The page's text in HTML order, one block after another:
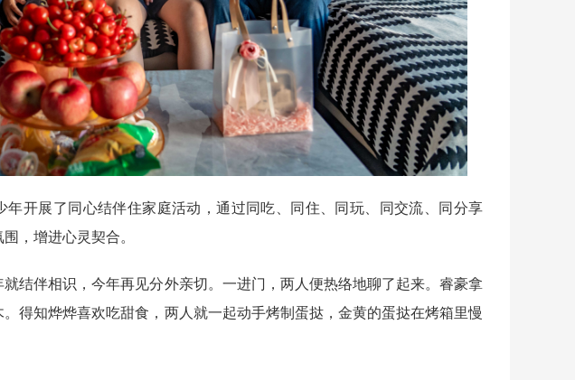
展了同心结伴住家庭活动，通过同吃、同住、同玩、同交流、同分享
，增进心灵契合。
伴相识，今年再见分外亲切。一进门，两人便热络地聊了起来。睿豪拿
得知烨烨喜欢吃甜食，两人就一起动手烤制蛋挞，金黄的蛋挞在烤箱里慢